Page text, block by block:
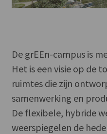
De grEEn-campus is
Het is een visie op de
ruimtes die zijn
samenwerking en
De flexibele, hybride
weerspiegelen de